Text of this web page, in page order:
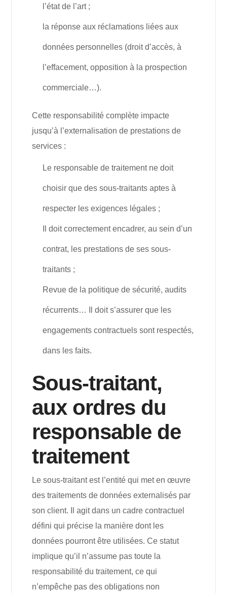
l’état de l’art ;
la réponse aux réclamations liées aux
données personnelles (droit d’accès, à
l’effacement, opposition à la prospection
commerciale…).
Cette responsabilité complète impacte
jusqu’à l’externalisation de prestations de
services :
Le responsable de traitement ne doit
choisir que des sous-traitants aptes à
respecter les exigences légales ;
Il doit correctement encadrer, au sein d’un
contrat, les prestations de ses sous-
traitants ;
Revue de la politique de sécurité, audits
récurrents… Il doit s’assurer que les
engagements contractuels sont respectés,
dans les faits.
Sous-traitant,
aux ordres du
responsable de
traitement
Le sous-traitant est l’entité qui met en œuvre
des traitements de données externalisés par
son client. Il agit dans un cadre contractuel
défini qui précise la manière dont les
données pourront être utilisées. Ce statut
implique qu’il n’assume pas toute la
responsabilité du traitement, ce qui
n’empêche pas des obligations non